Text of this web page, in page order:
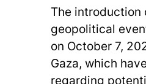
The introduction
geopolitical
on October 7,
Gaza, which
regarding